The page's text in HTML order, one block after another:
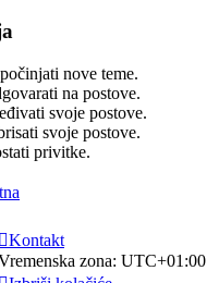
nove teme.
na postove.
svoje postove.
svoje postove.
privitke.
Kontakt
zona: UTC+01:00